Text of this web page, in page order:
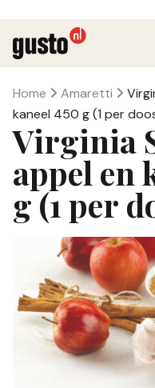
naar
de
inhoud
Home Amaretti
kaneel 450 g (1 per
Virginia
appel en
g (1 per